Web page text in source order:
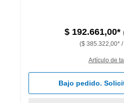
$ 192.661,00*
($ 385.322,00*
Artículo de
Bajo pedido.